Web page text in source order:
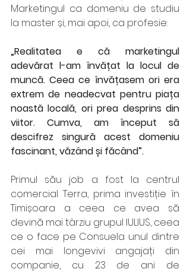
Marketingul ca domeniu de studiu
la master și, mai apoi, ca profesie:
„Realitatea e că marketingul
adevărat l-am învățat la locul de
muncă. Ceea ce învățasem ori era
extrem de neadecvat pentru piața
noastă locală, ori prea desprins din
viitor. Cumva, am început să
descifrez singură acest domeniu
fascinant, văzând și făcând”.
Primul său job a fost la centrul
comercial Terra, prima investiție în
Timișoara a ceea ce avea să
devină mai târziu grupul IULIUS, ceea
ce o face pe Consuela unul dintre
cei mai longevivi angajați din
companie, cu 23 de ani de